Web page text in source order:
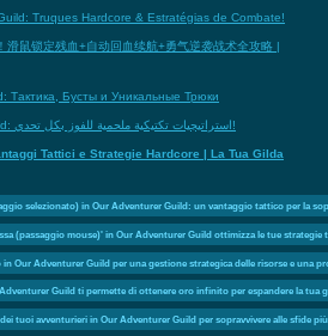
Truques Hardcore & Estratégias de Combate!
鼠锁定残血+自动回血续航+勇气逆袭战术全攻略 |
Тактика, Бусты и Уникальные Трюки
أقوى مودات Our Adventurer Guild: استراتيجيات تكتيكية ملحمية للفوز بكل تحدي!
Tattici e Strategie Hardcore | La Tua Gilda
selezionato) in Our Adventurer Guild: un vantaggio tattico per la
(passaggio mouse)' in Our Adventurer Guild ottimizza le tue
Our Adventurer Guild per una gestione strategica delle risorse e una
Guild ti permette di ottenere oro infinito per espandere la tua
tuoi avventurieri in Our Adventurer Guild per sopravvivere alle sfide